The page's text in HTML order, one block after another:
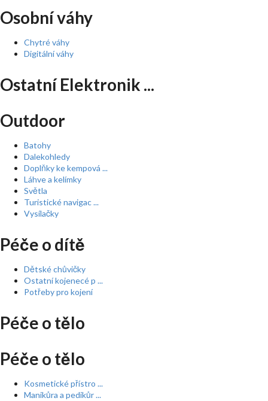
Osobní váhy
Chytré váhy
Digitální váhy
Ostatní Elektronik ...
Outdoor
Batohy
Dalekohledy
Doplňky ke kempová ...
Láhve a kelímky
Světla
Turistické navigac ...
Vysílačky
Péče o dítě
Dětské chůvičky
Ostatní kojenecé p ...
Potřeby pro kojení
Péče o tělo
Péče o tělo
Kosmetické přístro ...
Manikůra a pedikůr ...